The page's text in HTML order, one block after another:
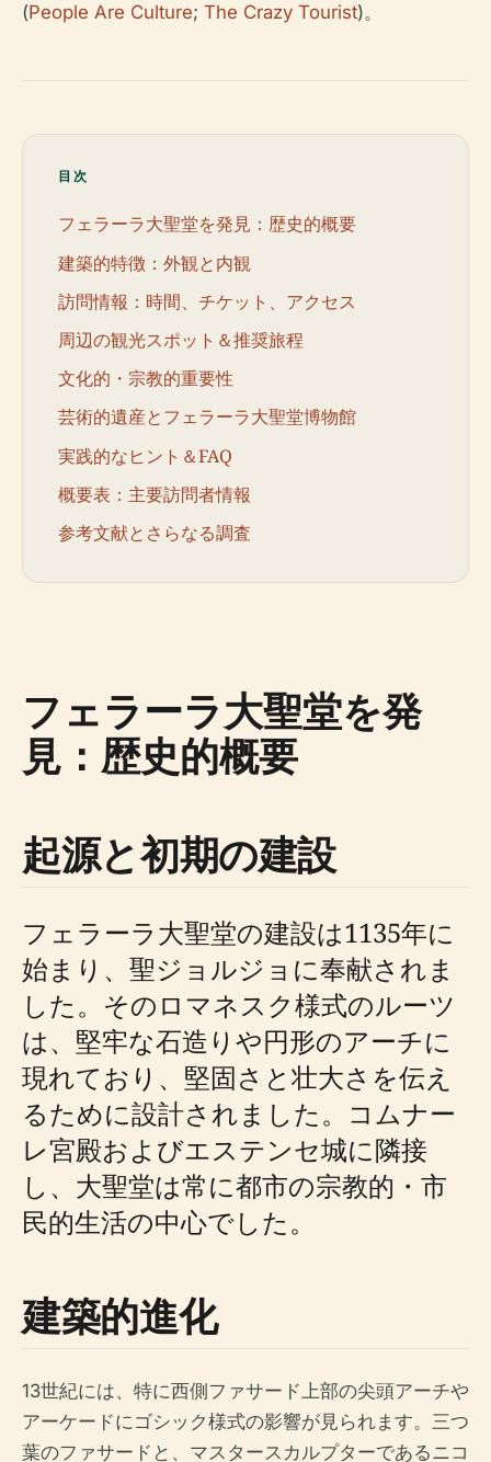
(People Are Culture; The Crazy Tourist)。
目次
フェラーラ大聖堂を発見：歴史的概要
建築的特徴：外観と内観
訪問情報：時間、チケット、アクセス
周辺の観光スポット＆推奨旅程
文化的・宗教的重要性
芸術的遺産とフェラーラ大聖堂博物館
実践的なヒント＆FAQ
概要表：主要訪問者情報
参考文献とさらなる調査
フェラーラ大聖堂を発
見：歴史的概要
起源と初期の建設
フェラーラ大聖堂の建設は1135年に
始まり、聖ジョルジョに奉献されま
した。そのロマネスク様式のルーツ
は、堅牢な石造りや円形のアーチに
現れており、堅固さと壮大さを伝え
るために設計されました。コムナー
レ宮殿およびエステンセ城に隣接
し、大聖堂は常に都市の宗教的・市
民的生活の中心でした。
建築的進化
13世紀には、特に西側ファサード上部の尖頭アーチや
アーケードにゴシック様式の影響が見られます。三つ
葉のファサードと、マスタースカルプターであるニコ